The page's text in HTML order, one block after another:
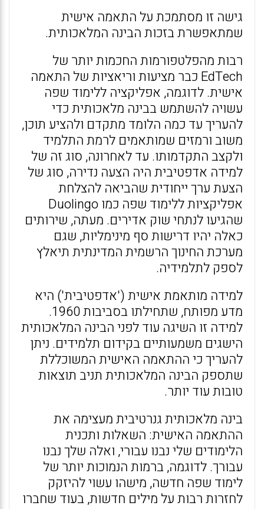
גישה זו מסתמכת על התאמה אישית
שמתאפשרת בזכות הבינה המלאכותית.
רבות מהפלטפורמות החכמות יותר של
EdTech כבר מציעות וריאציות של התאמה
אישית. לדוגמה, אפליקציה ללימוד שפה
עשויה להשתמש בבינה מלאכותית כדי
להעריך עד כמה הלומד מתקדם ולהציע תוכן,
משוב ורמזים שמותאמים לרמת התלמיד
ולקצב התקדמותו. עד לאחרונה, סוג זה של
למידה אדפטיבית היה הצעה נדירה, סוג של
הצעת ערך ייחודית שהביאה להצלחת
אפליקציות ללימוד שפה כמו Duolingo
שהגיעו לנתחי שוק אדירים. מעתה, שירותים
כאלה יהיו דרישות סף מינימליות, שגם
מערכת החינוך הרשמית המדינתית תיאלץ
לספק לתלמידיה.
למידה מותאמת אישית ('אדפטיבית') היא
מדע מפותח, שתחילתו בסביבות 1960.
למידה זו השיגה עוד לפני הבינה המלאכותית
הישגים משמעותיים בקידום תלמידים. ניתן
להעריך כי ההתאמה האישית המשוכללת
שתספק הבינה המלאכותית תניב תוצאות
טובות עוד יותר.
בינה מלאכותית גנרטיבית מעצימה את
ההתאמה האישית: השאלות ותכנית
הלימודים שלי נבנו עבורי, ואלה שלך נבנו
עבורך. לדוגמה, ברמות הנמוכות יותר של
לימוד שפה חדשה, מישהו עשוי להיזקק
לחזרות רבות על מילים חדשות, בעוד שחברו